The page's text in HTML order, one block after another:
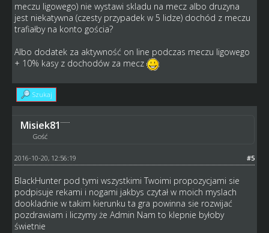
meczu ligowego) nie wystawi skladu na mecz albo druzyna
jest niekatywna (czesty przypadek w 5 lidze) dochód z meczu
trafiałby na konto gościa?
Albo dodatek za aktywność on line podczas meczu ligowego
+ 10% kasy z dochodów za mecz
Szukaj
Misiek81
Gość
#5
2016-10-20, 12:56:19
BlackHunter pod tymi wszystkimi Twoimi propozycjami sie
podpisuje rekami i nogami jakbys czytał w moich myslach
dookladnie w takim kierunku ta gra powinna sie rozwijać
pozdrawiam i liczymy że Admin Nam to klepnie byłoby
świetnie